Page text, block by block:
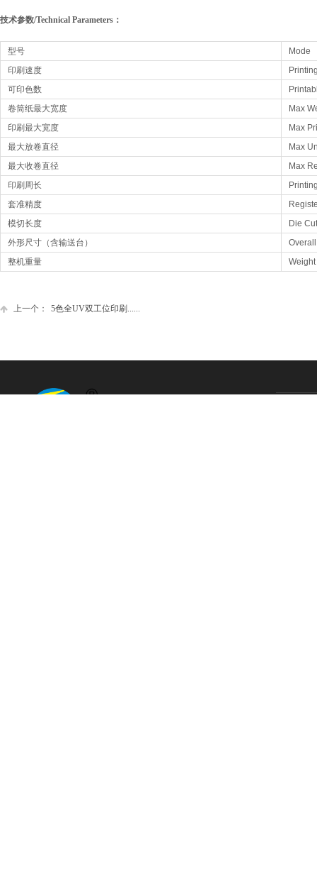
技术参数/Technical Parameters：
型号
Mode
印刷速度
可印色数
卷筒纸最大宽度
Max
印刷最大宽度
Max
最大放卷直径
Max
最大收卷直径
Max
印刷周长
套准精度
模切长度
Die
外形尺寸（含输送台）
整机重量
Weight
上一个： 5色全UV双工位印刷......